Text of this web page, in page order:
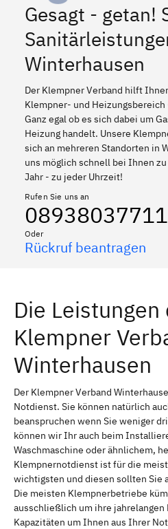
Gesagt - getan!
Winterhausen
Der Klempner Verband hilft
Klempner- und
Ganz egal ob es sich dabei um
Heizung handelt. Unsere
sich an mehreren Standorten in
uns möglich schnell bei Ihnen
Jahr - zu jeder Uhrzeit!
Rufen Sie uns an
08938037711
Oder
Rückruf beantragen
Die Leistungen
Klempner
Winterhausen
Der Klempner Verband
Notdienst. Sie können natürlich
beanspruchen wenn Sie weniger
können wir Ihr auch beim
Waschmaschine oder ähnlichem,
Klempnernotdienst ist für die
wichtigsten und diesen sollten Sie
Die meisten Klempnerbetriebe
ausschließlich um ihre jahrelangen
Kapazitäten um Ihnen aus Ihrer